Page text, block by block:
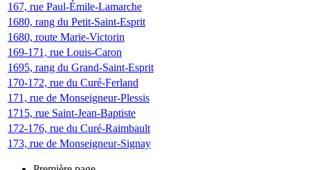
167, rue Paul-Émile-Lamarche
1680, rang du Petit-Saint-Esprit
1680, route Marie-Victorin
169-171, rue Louis-Caron
1695, rang du Grand-Saint-Esprit
170-172, rue du Curé-Ferland
171, rue de Monseigneur-Plessis
1715, rue Saint-Jean-Baptiste
172-176, rue du Curé-Raimbault
173, rue de Monseigneur-Signay